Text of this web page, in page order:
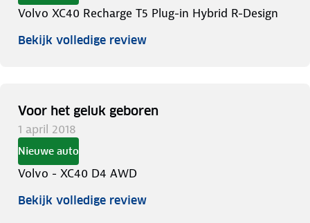
Volvo XC40 Recharge T5 Plug-in Hybrid R-Design
Bekijk volledige review
Voor het geluk geboren
1 april 2018
Nieuwe auto
Volvo - XC40 D4 AWD
Bekijk volledige review